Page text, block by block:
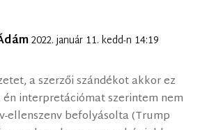
2022. január 11. kedd-n 14:19
a szerzői szándékot akkor ez
én interpretációmat szerintem nem
ellenszenv befolyásolta (Trump